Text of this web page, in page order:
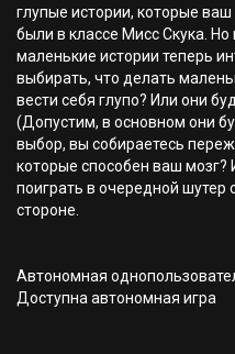
глупые истории, которые
были в классе Мисс Скука. Но
маленькие истории теперь
выбирать, что делать
вести себя глупо? Или они
(Допустим, в основном они
выбор, вы собираетесь
которые способен ваш
поиграть в очередной
стороне.
Автономная
Доступна автономная игра